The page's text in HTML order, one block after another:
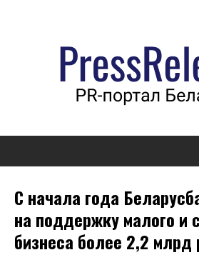
С начала года
на поддержку малого и
бизнеса более 2,2 млрд